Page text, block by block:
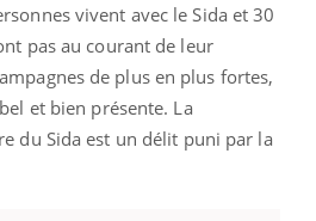
vivent avec le Sida et 30
pas au courant de leur
de plus en plus fortes,
et bien présente. La
du Sida est un délit puni par la